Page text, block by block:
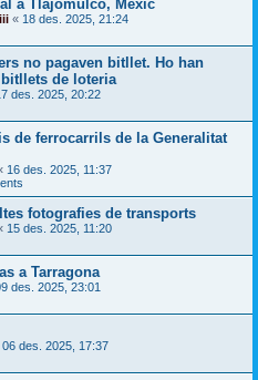
a Tlajomulco, Mèxic
« 18 des. 2025, 21:24
no pagaven bitllet. Ho han
de loteria
des. 2025, 20:22
de ferrocarrils de la Generalitat
16 des. 2025, 11:37
fotografies de transports
15 des. 2025, 11:20
a Tarragona
des. 2025, 23:01
06 des. 2025, 17:37